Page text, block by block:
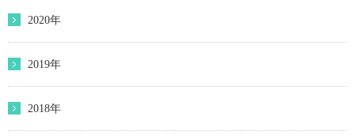
2020年
2019年
2018年